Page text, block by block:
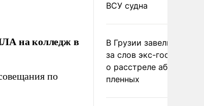
на колледж в
по
ВСУ судна
В Грузии завели дело
за слов экс-
о расстреле абхазских
пленных